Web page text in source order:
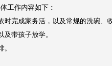
工作内容如下：
完成家务活，以及常规的洗碗、
带孩子放学。